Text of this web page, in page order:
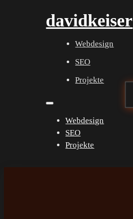
davidkeiser
Webdesign
SEO
Projekte
Webdesign
SEO
Projekte